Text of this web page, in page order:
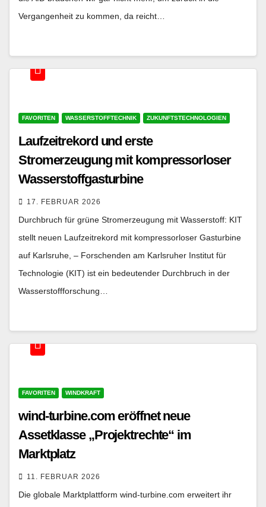
Vergangenheit zu kommen, da reicht…
FAVORITEN WASSERSTOFFTECHNIK ZUKUNFTSTECHNOLOGIEN
Laufzeitrekord und erste
Stromerzeugung mit kompressorloser
Wasserstoffgasturbine
17. FEBRUAR 2026
Durchbruch für grüne Stromerzeugung mit Wasserstoff: KIT
stellt neuen Laufzeitrekord mit kompressorloser Gasturbine
auf Karlsruhe, – Forschenden am Karlsruher Institut für
Technologie (KIT) ist ein bedeutender Durchbruch in der
Wasserstoffforschung…
FAVORITEN WINDKRAFT
wind-turbine.com eröffnet neue
Assetklasse „Projektrechte“ im
Marktplatz
11. FEBRUAR 2026
Die globale Marktplattform wind-turbine.com erweitert ihr